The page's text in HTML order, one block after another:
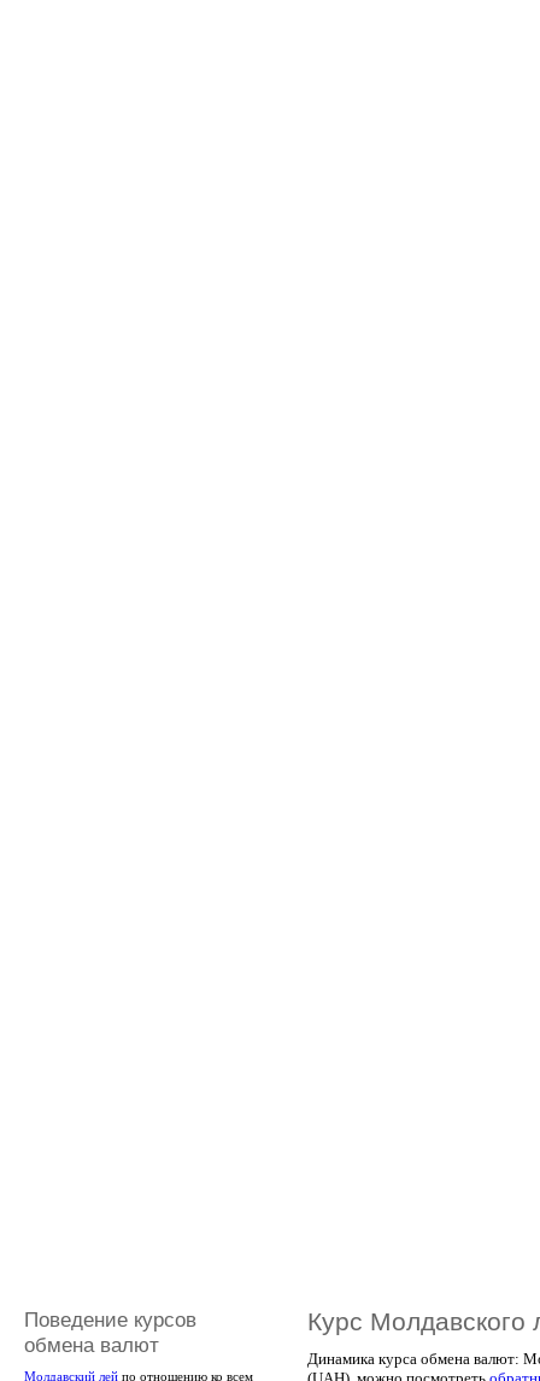
Поведение курсов
обмена валют
Молдавский лей по отношению ко всем
Курс Молдавского
Динамика курса обмена валют: